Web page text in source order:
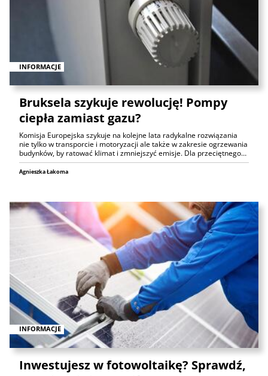
INFORMACJE
Bruksela szykuje rewolucję! Pompy
ciepła zamiast gazu?
Komisja Europejska szykuje na kolejne lata radykalne rozwiązania
nie tylko w transporcie i motoryzacji ale także w zakresie ogrzewania
budynków, by ratować klimat i zmniejszyć emisje. Dla przeciętnego…
Agnieszka Łakoma
INFORMACJE
Inwestujesz w fotowoltaikę? Sprawdź,